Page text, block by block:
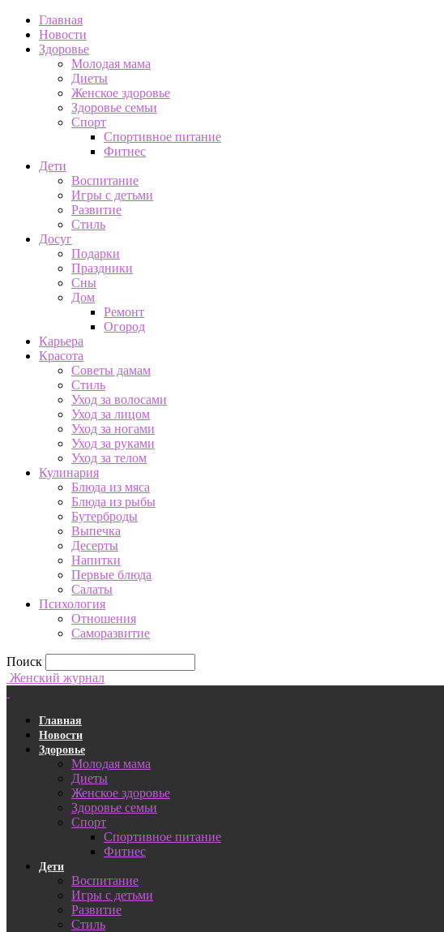
Главная
Новости
Здоровье
Молодая мама
Диеты
Женское здоровье
Здоровье семьи
Спорт
Спортивное питание
Фитнес
Дети
Воспитание
Игры с детьми
Развитие
Стиль
Досуг
Подарки
Праздники
Сны
Дом
Ремонт
Огород
Карьера
Красота
Советы дамам
Стиль
Уход за волосами
Уход за лицом
Уход за ногами
Уход за руками
Уход за телом
Кулинария
Блюда из мяса
Блюда из рыбы
Бутерброды
Выпечка
Десерты
Напитки
Первые блюда
Салаты
Психология
Отношения
Саморазвитие
Поиск
Женский журнал
Главная
Новости
Здоровье
Молодая мама
Диеты
Женское здоровье
Здоровье семьи
Спорт
Спортивное питание
Фитнес
Дети
Воспитание
Игры с детьми
Развитие
Стиль